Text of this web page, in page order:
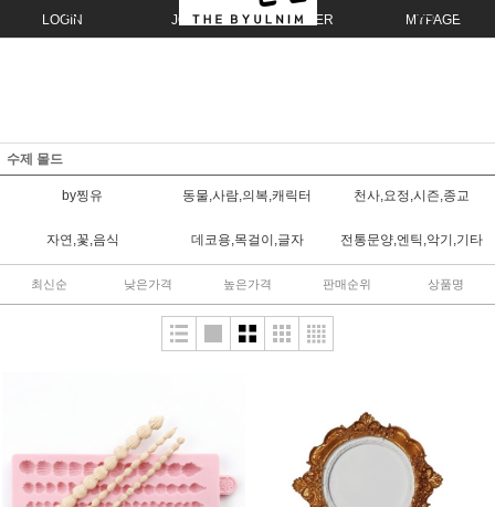
LOGIN JOIN ORDER MYPAGE
수제 몰드
by찡유 동물,사람,의복,캐릭터 천사,요정,시즌,종교
자연,꽃,음식 데코용,목걸이,글자 전통문양,엔틱,악기,기타
최신순 낮은가격 높은가격 판매순위 상품명